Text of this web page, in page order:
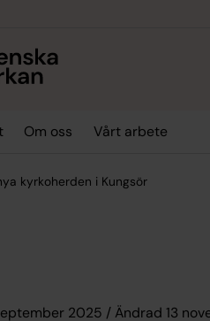
Om oss Vårt arbete
kyrkoherden i Kungsör
2025 / Ändrad 13